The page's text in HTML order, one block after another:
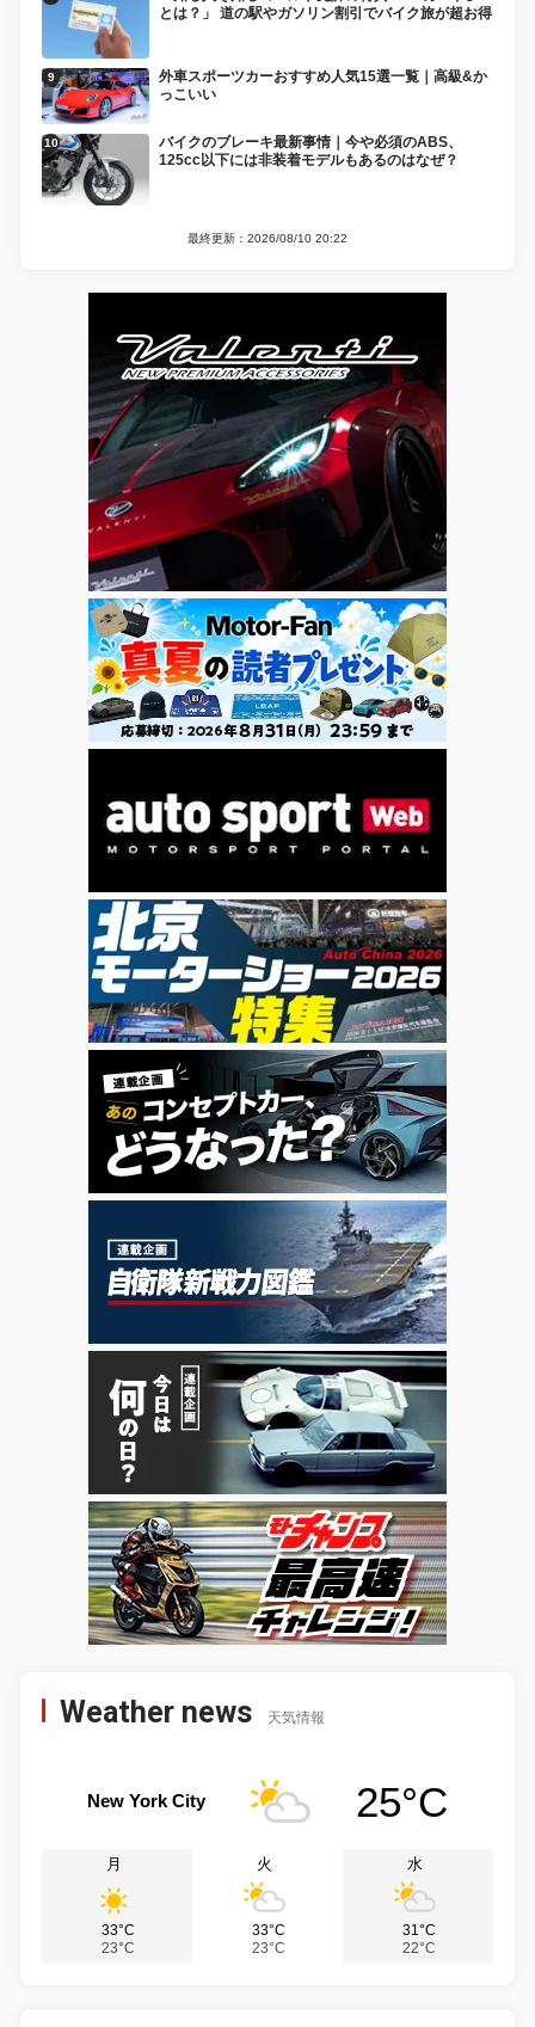
とは？」 道の駅やガソリン割引でバイク旅が超お得
外車スポーツカーおすすめ人気15選一覧｜高級&か
っこいい
バイクのブレーキ最新事情｜今や必須のABS、
125cc以下には非装着モデルもあるのはなぜ？
最終更新：2026/08/10 20:22
Weather news 天気情報
New York City 25°C
月
33°C
23°C
火
33°C
23°C
水
31°C
22°C